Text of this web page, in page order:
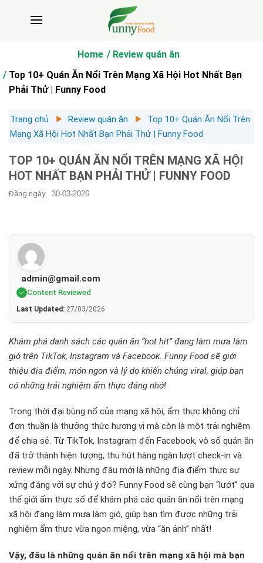
Home
Review quán ăn
Top 10+ Quán Ăn Nổi Trên Mạng Xã Hội Hot Nhất Bạn
Phải Thử | Funny Food
Trang chủ Review quán ăn
Top 10+ Quán Ăn Nổi Trên
Mạng Xã Hội Hot Nhất Bạn Phải Thử | Funny Food
TOP 10+ QUÁN ĂN NỔI TRÊN MẠNG XÃ HỘI
HOT NHẤT BẠN PHẢI THỬ | FUNNY FOOD
Đăng ngày: 30-03-2026
admin@gmail.com
Content Reviewed
Last Updated:27/03/2026
Khám phá danh sách các quán ăn “hot hit” đang làm mưa làm
gió trên TikTok, Instagram và Facebook. Funny Food sẽ giới
thiệu địa điểm, món ngon và lý do khiến chúng viral, giúp bạn
có những trải nghiệm ẩm thực đáng nhớ!
Trong thời đại bùng nổ của mạng xã hội, ẩm thực không chỉ
đơn thuần là thưởng thức hương vị mà còn là một trải nghiệm
để chia sẻ. Từ TikTok, Instagram đến Facebook, vô số quán ăn
đã trở thành hiện tượng, thu hút hàng ngàn lượt check-in và
review mỗi ngày. Nhưng đâu mới là những địa điểm thực sự
xứng đáng với sự chú ý đó? Funny Food sẽ cùng bạn “lướt” qua
thế giới ẩm thực số để khám phá các quán ăn nổi trên mạng
xã hội đang làm mưa làm gió, giúp bạn tìm được những trải
nghiệm ẩm thực vừa ngon miệng, vừa “ăn ảnh” nhất!
Vậy, đâu là những quán ăn nổi trên mạng xã hội mà bạn